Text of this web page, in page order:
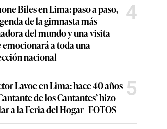
Biles en Lima: paso a paso,
de la gimnasta más
del mundo y una visita
emocionará a toda una
nacional
4
Lavoe en Lima: hace 40 años
de los Cantantes’ hizo
a la Feria del Hogar | FOTOS
5